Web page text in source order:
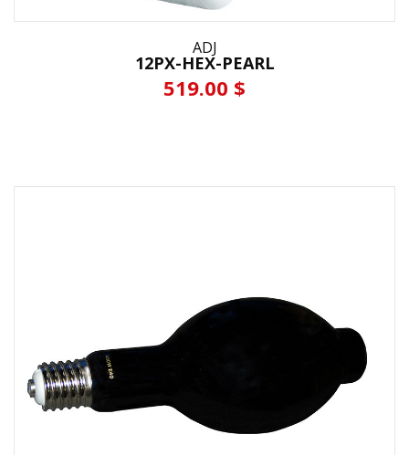
ADJ
12PX-HEX-PEARL
519.00 $